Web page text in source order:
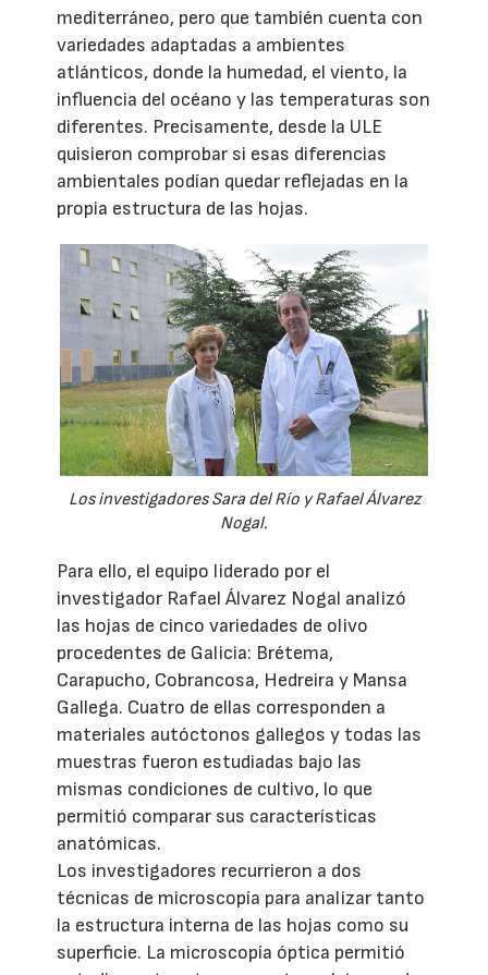
mediterráneo, pero que también cuenta con
variedades adaptadas a ambientes
atlánticos, donde la humedad, el viento, la
influencia del océano y las temperaturas son
diferentes. Precisamente, desde la ULE
quisieron comprobar si esas diferencias
ambientales podían quedar reflejadas en la
propia estructura de las hojas.
Los investigadores Sara del Río y Rafael Álvarez
Nogal.
Para ello, el equipo liderado por el
investigador Rafael Álvarez Nogal analizó
las hojas de cinco variedades de olivo
procedentes de Galicia: Brétema,
Carapucho, Cobrancosa, Hedreira y Mansa
Gallega. Cuatro de ellas corresponden a
materiales autóctonos gallegos y todas las
muestras fueron estudiadas bajo las
mismas condiciones de cultivo, lo que
permitió comparar sus características
anatómicas.
Los investigadores recurrieron a dos
técnicas de microscopía para analizar tanto
la estructura interna de las hojas como su
superficie. La microscopía óptica permitió